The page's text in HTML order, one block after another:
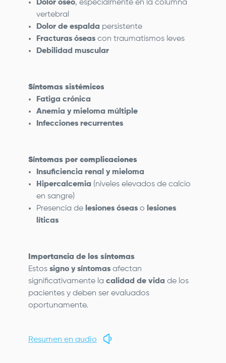
Dolor óseo, especialmente en la columna
vertebral
Dolor de espalda persistente
Fracturas óseas con traumatismos leves
Debilidad muscular
Síntomas sistémicos
Fatiga crónica
Anemia y mieloma múltiple
Infecciones recurrentes
Síntomas por complicaciones
Insuficiencia renal y mieloma
Hipercalcemia (niveles elevados de calcio
en sangre)
Presencia de lesiones óseas o lesiones
líticas
Importancia de los síntomas
Estos signo y síntomas afectan
significativamente la calidad de vida de los
pacientes y deben ser evaluados
oportunamente.
Resumen en audio